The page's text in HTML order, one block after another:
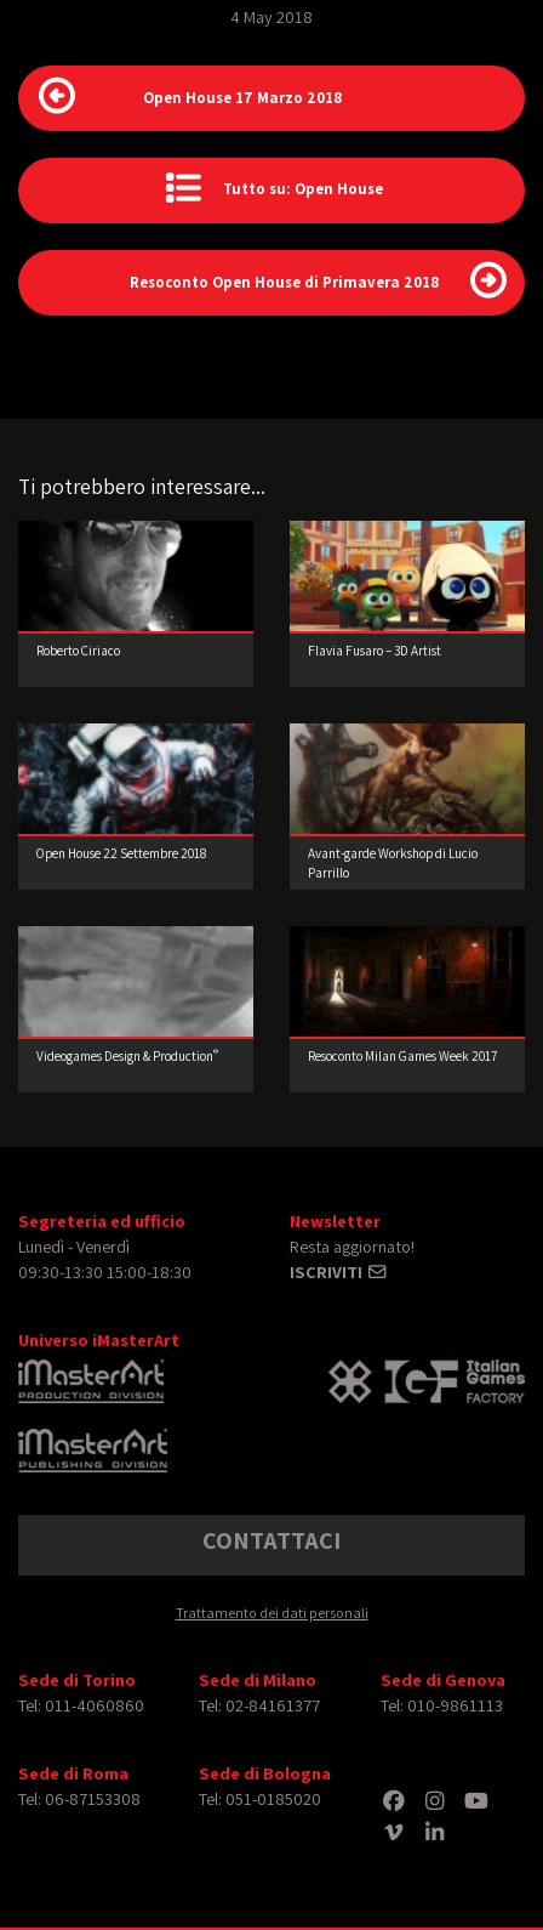
4 May 2018
Open House 17 Marzo 2018
Tutto su: Open House
Resoconto Open House di Primavera 2018
Ti potrebbero interessare...
Roberto Ciriaco Flavia Fusaro – 3D Artist
Open House 22 Settembre 2018
Avant-garde Workshop di Lucio
Parrillo
Videogames Design & Production® Resoconto Milan Games Week 2017
Segreteria ed ufficio
Lunedì - Venerdì
09:30-13:30 15:00-18:30
Newsletter
Resta aggiornato!
ISCRIVITI
Universo iMasterArt
CONTATTACI
Trattamento dei dati personali
Sede di Torino
Tel: 011-4060860
Sede di Milano
Tel: 02-84161377
Sede di Genova
Tel: 010-9861113
Sede di Roma
Tel: 06-87153308
Sede di Bologna
Tel: 051-0185020